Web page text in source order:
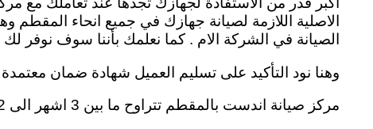
الاصلية اللازمة لصيانة جهازك في جميع انحاء
الصيانة في الشركة الام . كما نعلمك بأننا سوف نوفر
وهنا نود التأكيد على تسليم العميل شهادة ضمان
مركز صيانة اندست بالمقطم تتراوح ما بين 3 اشهر الى 12 شهر . وهذه المدة تختلف من جهاز الى اخر indesit agent almuqatam